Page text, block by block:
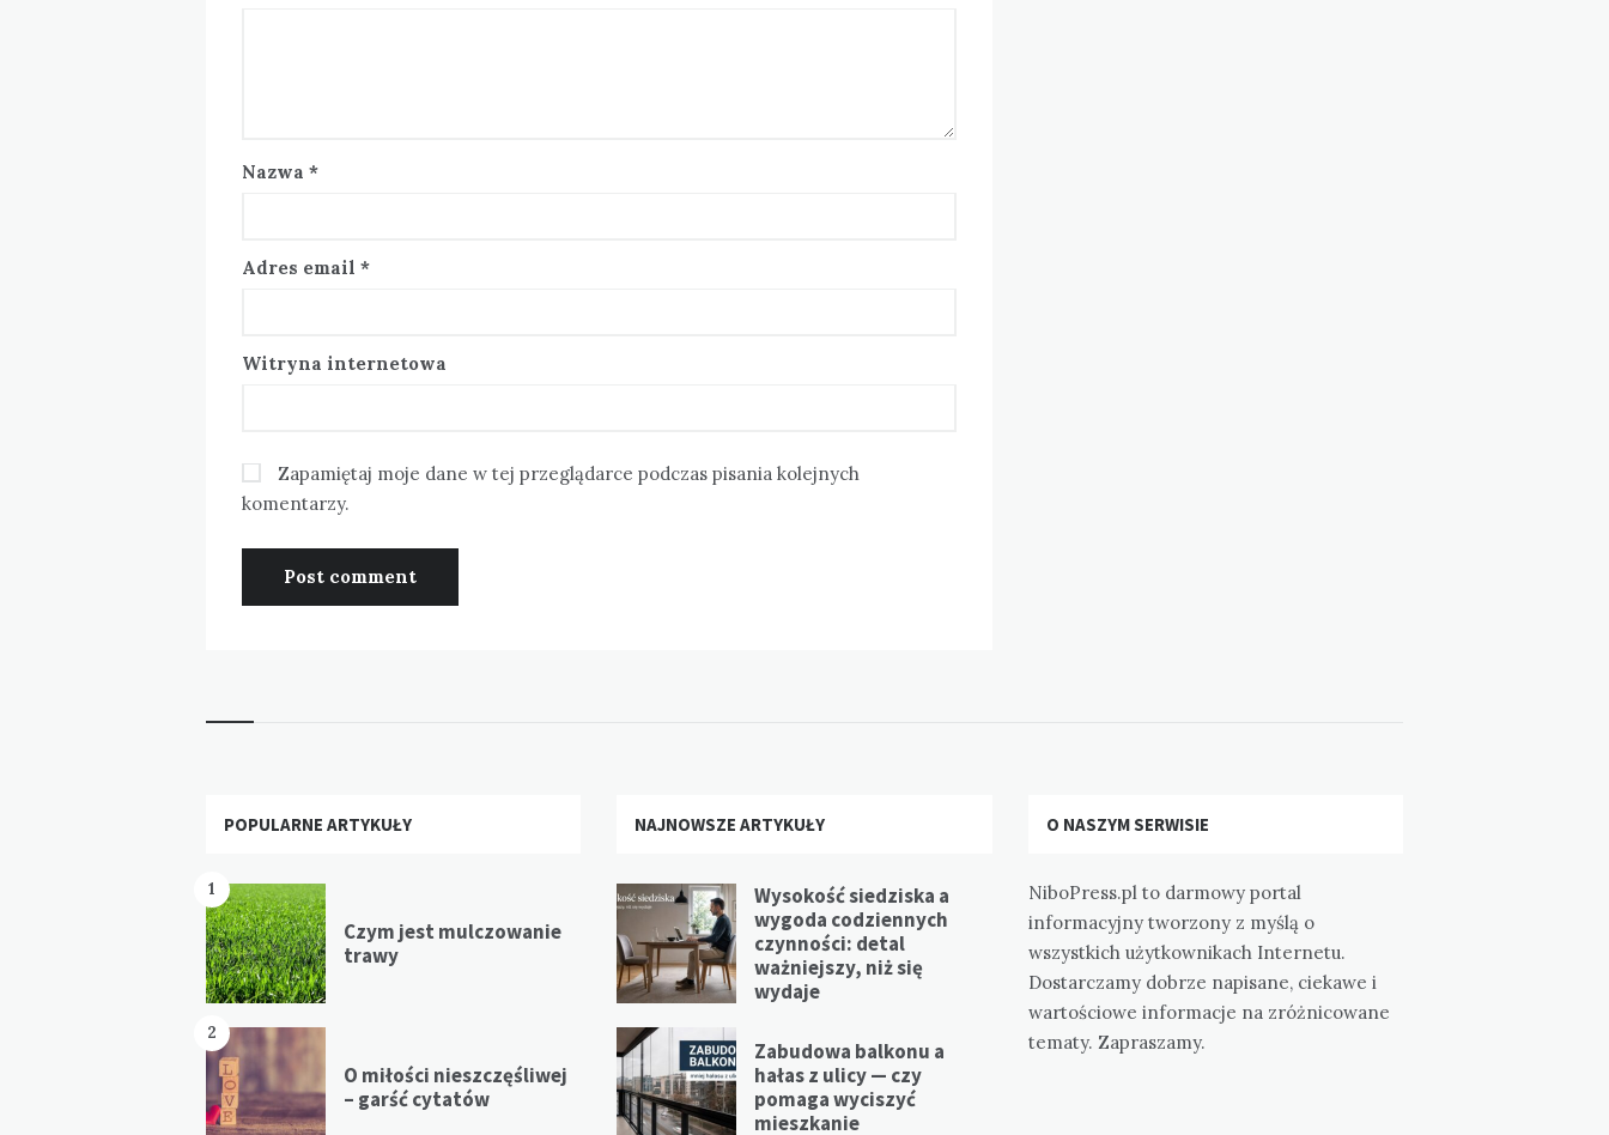
Nazwa *
Adres email *
Witryna internetowa
Zapamiętaj moje dane w tej przeglądarce podczas pisania kolejnych
komentarzy.
Widgets
POPULARNE ARTYKUŁY
1
Czym jest mulczowanie
trawy
2
O miłości nieszczęśliwej
– garść cytatów
NAJNOWSZE ARTYKUŁY
Wysokość siedziska a
wygoda codziennych
czynności: detal
ważniejszy, niż się
wydaje
Zabudowa balkonu a
hałas z ulicy — czy
pomaga wyciszyć
mieszkanie
O NASZYM SERWISIE
NiboPress.pl to darmowy portal
informacyjny tworzony z myślą o
wszystkich użytkownikach Internetu.
Dostarczamy dobrze napisane, ciekawe i
wartościowe informacje na zróżnicowane
tematy. Zapraszamy.